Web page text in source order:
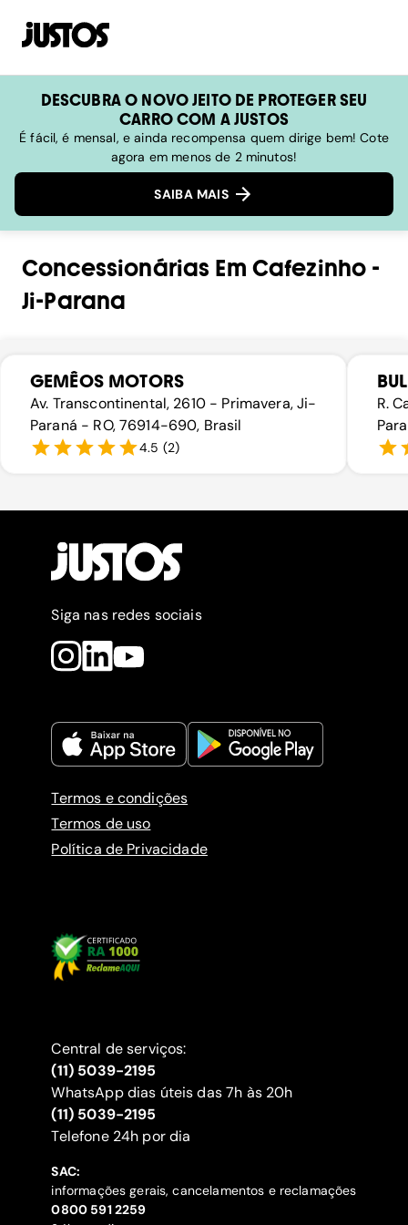
DESCUBRA O NOVO JEITO DE PROTEGER SEU
CARRO COM A JUSTOS
É fácil, é mensal, e ainda recompensa quem dirige bem! Cote
agora em menos de 2 minutos!
SAIBA MAIS
Concessionárias Em Cafezinho -
Ji-Parana
GEMÊOS MOTORS
Av. Transcontinental, 2610 - Primavera, Ji-
Paraná - RO, 76914-690, Brasil
4.5 (2)
R.
Siga nas redes sociais
Termos e condições
Termos de uso
Política de Privacidade
Central de serviços:
(11) 5039-2195
WhatsApp dias úteis das 7h às 20h
(11) 5039-2195
‍Telefone 24h por dia
SAC:
informações gerais, cancelamentos e reclamações
‍0800 591 2259